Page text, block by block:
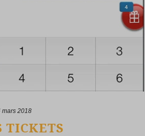
mars 2018
TICKETS